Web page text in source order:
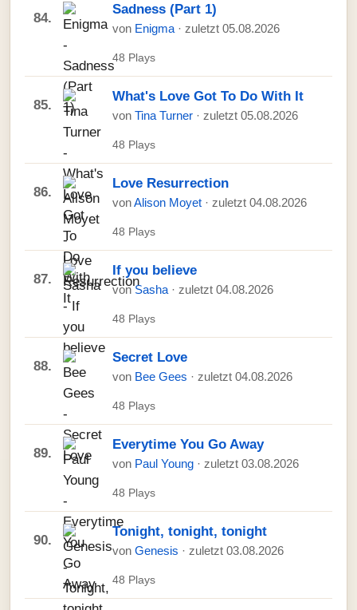
84.
Sadness (Part 1)
von Enigma · zuletzt 05.08.2026
48 Plays
85.
What's Love Got To Do With It
von Tina Turner · zuletzt 05.08.2026
48 Plays
86.
Love Resurrection
vonAlison Moyet · zuletzt 04.08.2026
48 Plays
87.
If you believe
vonSasha · zuletzt 04.08.2026
48 Plays
88.
Secret Love
von Bee Gees · zuletzt 04.08.2026
48 Plays
89.
Everytime You Go Away
von Paul Young · zuletzt 03.08.2026
48 Plays
90.
Tonight, tonight, tonight
von Genesis · zuletzt 03.08.2026
48 Plays